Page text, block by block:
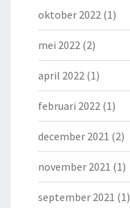
oktober 2022 (1)
mei 2022 (2)
april 2022 (1)
februari 2022 (1)
december 2021 (2)
november 2021 (1)
september 2021 (1)